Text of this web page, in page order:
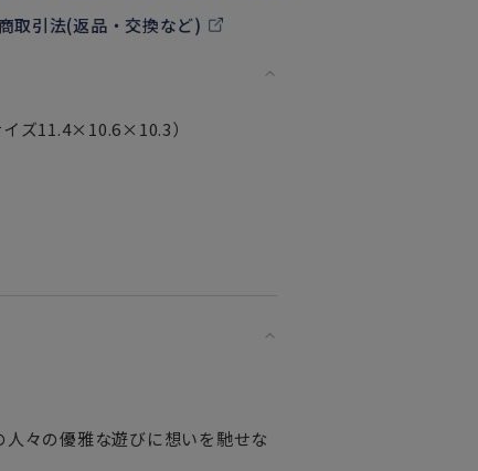
取引法(返品・交換など)
ズ11.4×10.6×10.3）
々の優雅な遊びに想いを馳せな